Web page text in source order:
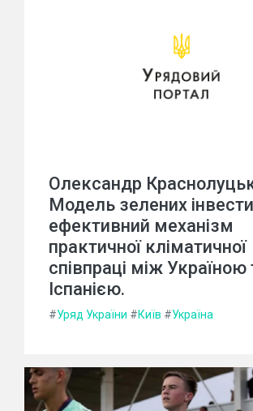
Олександр
Модель зелених
ефективний механізм
практичної кліматичної
співпраці між Україною
Іспанією.
#Уряд України #Київ #Україна